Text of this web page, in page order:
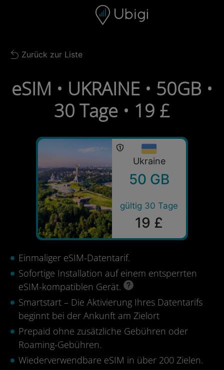
Navigationsleiste Fußzeile
Back to list
Zurück zur Liste
eSIM • UKRAINE • 50GB •
30 Tage • 19 £
Ukraine
50 GB
gültig 30 Tage
19 £
Einmaliger eSIM-Datentarif.
Sofortige Installation auf einem entsperrten
eSIM-kompatiblen Gerät.
Smartstart – Die Aktivierung Ihres Datentarifs
beginnt bei der Ankunft am Zielort
Prepaid ohne zusätzliche Gebühren oder
Roaming-Gebühren.
Wiederverwendbare eSIM in über 200 Zielen.